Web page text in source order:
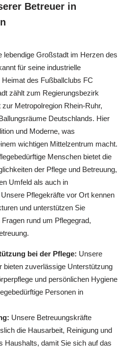
Betreuer in
lebendige Großstadt im Herzen des
für seine industrielle
des Fußballclubs FC
zählt zum Regierungsbezirk
zur Metropolregion Rhein-Ruhr,
Deutschlands. Hier
und Moderne, was
wichtigen Mittelzentrum macht.
Menschen bietet die
der Pflege und Betreuung,
Umfeld als auch in
Pflegekräfte vor Ort kennen
und unterstützen Sie
rund um Pflegegrad,
bei der Pflege: Unsere
bieten zuverlässige Unterstützung
und persönlichen Hygiene
Personen in
Unsere Betreuungskräfte
die Hausarbeit, Reinigung und
Haushalts, damit Sie sich auf das